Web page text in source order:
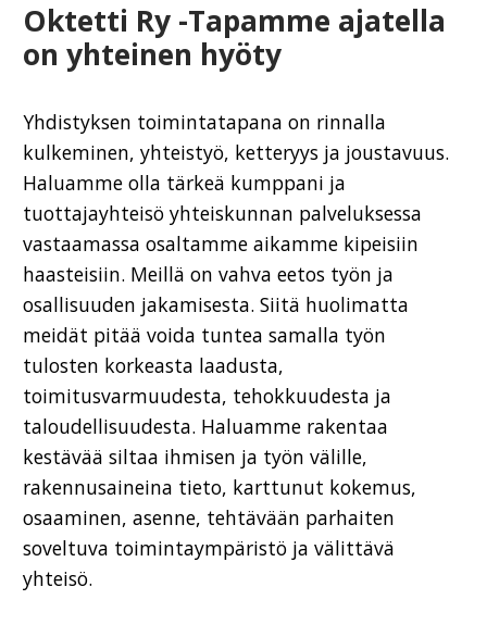
Oktetti Ry -Tapamme ajatella
on yhteinen hyöty
Yhdistyksen toimintatapana on rinnalla
kulkeminen, yhteistyö, ketteryys ja joustavuus.
Haluamme olla tärkeä kumppani ja
tuottajayhteisö yhteiskunnan palveluksessa
vastaamassa osaltamme aikamme kipeisiin
haasteisiin. Meillä on vahva eetos työn ja
osallisuuden jakamisesta. Siitä huolimatta
meidät pitää voida tuntea samalla työn
tulosten korkeasta laadusta,
toimitusvarmuudesta, tehokkuudesta ja
taloudellisuudesta. Haluamme rakentaa
kestävää siltaa ihmisen ja työn välille,
rakennusaineina tieto, karttunut kokemus,
osaaminen, asenne, tehtävään parhaiten
soveltuva toimintaympäristö ja välittävä
yhteisö.